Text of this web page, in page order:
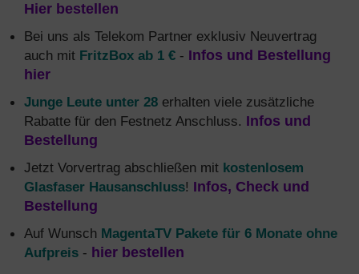
Hier bestellen
Bei uns als Telekom Partner exklusiv Neuvertrag
auch mit FritzBox ab 1 € - Infos und Bestellung
hier
Junge Leute unter 28 erhalten viele zusätzliche
Rabatte für den Festnetz Anschluss. Infos und
Bestellung
Jetzt Vorvertrag abschließen mit kostenlosem
Glasfaser Hausanschluss! Infos, Check und
Bestellung
Auf Wunsch MagentaTV Pakete für 6 Monate ohne
Aufpreis - hier bestellen